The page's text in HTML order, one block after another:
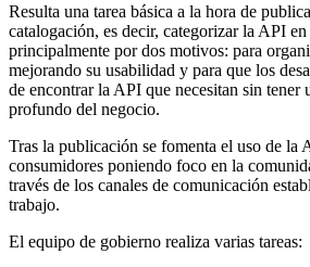
Resulta una tarea básica a la hora de
catalogación, es decir, categorizar la API
principalmente por dos motivos: para
mejorando su usabilidad y para que los
de encontrar la API que necesitan sin tener
profundo del negocio.
Tras la publicación se fomenta el uso de la
consumidores poniendo foco en la
través de los canales de comunicación
trabajo.
El equipo de gobierno realiza varias tareas: